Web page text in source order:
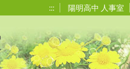
::: 陽明高中 人事室